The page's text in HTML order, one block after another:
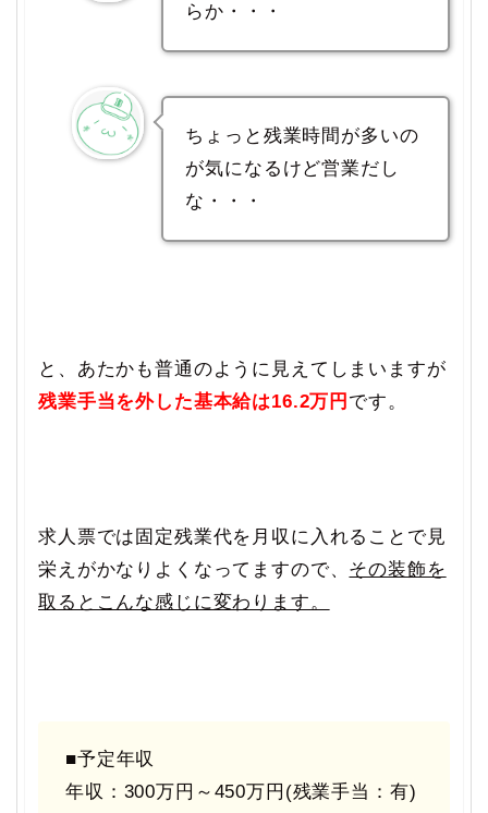
らか・・・
ちょっと残業時間が多いの
が気になるけど営業だし
な・・・
と、あたかも普通のように見えてしまいますが
残業手当を外した基本給は16.2万円 です。
求人票では固定残業代を月収に入れることで見
栄えがかなりよくなってますので、 その装飾を
取るとこんな感じに変わります。
■予定年収
年収：300万円～450万円(残業手当：有)